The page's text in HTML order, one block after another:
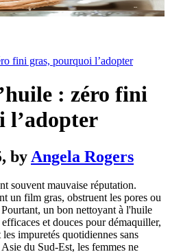
fini gras, pourquoi l’adopter
: zéro fini
l’adopter
, by Angela Rogers
souvent mauvaise réputation.
un film gras, obstruent les pores ou
un bon nettoyant à l'huile
et douces pour démaquiller,
impuretés quotidiennes sans
du Sud-Est, les femmes ne